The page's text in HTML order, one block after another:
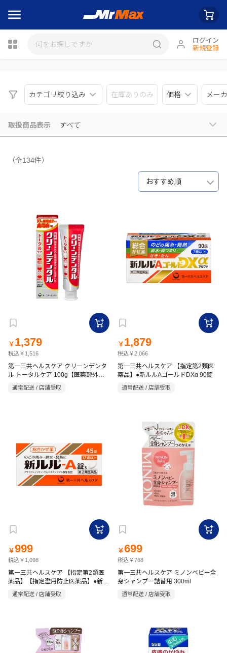
ログイン
新規登録
カテゴリ絞り込み 在庫ありのみ 価格 メー
取扱商品表示 すべて
（全134件）
おすすめ順
￥ 1,379
税込￥1,516
第一三共ヘルスケア クリーンデンタ
ル トータルケア 100g【医薬部外
品】
通常配送 / 店舗受取
￥ 1,879
税込￥2,066
第一三共ヘルスケア 【指定第2類医
薬品】●新ルルAゴールドDXα 90錠
通常配送 / 店舗受取
￥999
税込￥1,098
第一三共ヘルスケア 【指定第2類医
薬品】【指定濫用防止医薬品】●新ル
ル-A錠s 45錠
通常配送 / 店舗受取
￥699
税込￥768
第一三共ヘルスケア ミノンベビー全
身シャンプー詰替用 300ml
通常配送 / 店舗受取